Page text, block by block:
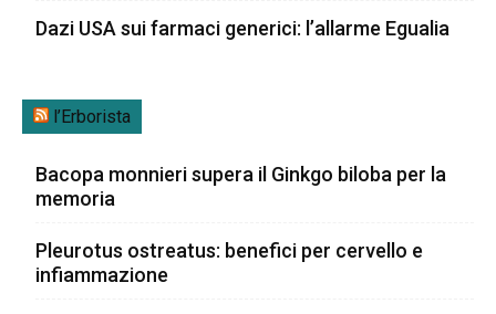
Dazi USA sui farmaci generici: l’allarme Egualia
l’Erborista
Bacopa monnieri supera il Ginkgo biloba per la
memoria
Pleurotus ostreatus: benefici per cervello e
infiammazione